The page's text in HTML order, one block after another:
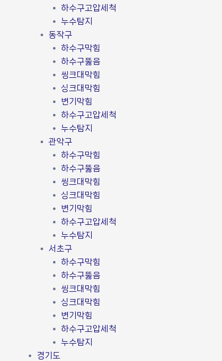
하수구고압세척
누수탐지
동작구
하수구막힘
하수구뚫음
씽크대막힘
싱크대막힘
변기막힘
하수구고압세척
누수탐지
관악구
하수구막힘
하수구뚫음
씽크대막힘
싱크대막힘
변기막힘
하수구고압세척
누수탐지
서초구
하수구막힘
하수구뚫음
씽크대막힘
싱크대막힘
변기막힘
하수구고압세척
누수탐지
경기도